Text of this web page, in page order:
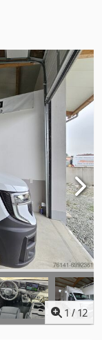
1 / 12